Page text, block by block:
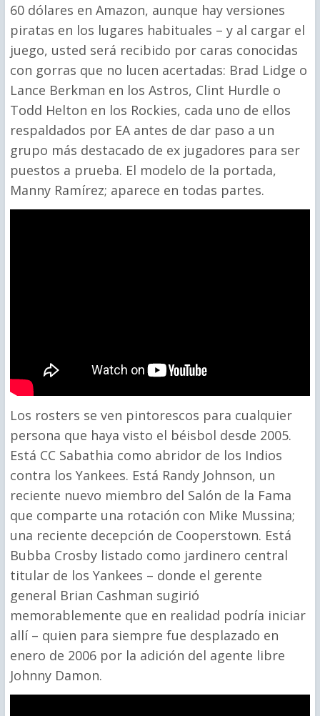
60 dólares en Amazon, aunque hay versiones
piratas en los lugares habituales – y al cargar el
juego, usted será recibido por caras conocidas
con gorras que no lucen acertadas: Brad Lidge o
Lance Berkman en los Astros, Clint Hurdle o
Todd Helton en los Rockies, cada uno de ellos
respaldados por EA antes de dar paso a un
grupo más destacado de ex jugadores para ser
puestos a prueba. El modelo de la portada,
Manny Ramírez; aparece en todas partes.
Los rosters se ven pintorescos para cualquier
persona que haya visto el béisbol desde 2005.
Está CC Sabathia como abridor de los Indios
contra los Yankees. Está Randy Johnson, un
reciente nuevo miembro del Salón de la Fama
que comparte una rotación con Mike Mussina;
una reciente decepción de Cooperstown. Está
Bubba Crosby listado como jardinero central
titular de los Yankees – donde el gerente
general Brian Cashman sugirió
memorablemente que en realidad podría iniciar
allí – quien para siempre fue desplazado en
enero de 2006 por la adición del agente libre
Johnny Damon.